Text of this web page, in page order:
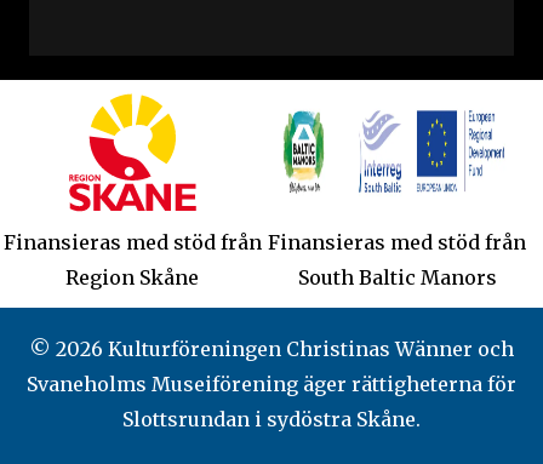
Finansieras med stöd från
Region Skåne
Finansieras med stöd från
South Baltic Manors
© 2026 Kulturföreningen Christinas Wänner och
Svaneholms Museiförening äger rättigheterna för
Slottsrundan i sydöstra Skåne.